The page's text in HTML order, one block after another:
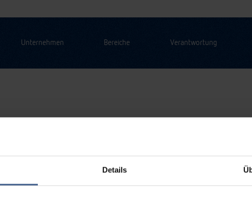
Details
Unternehmen Bereiche Verantwortung